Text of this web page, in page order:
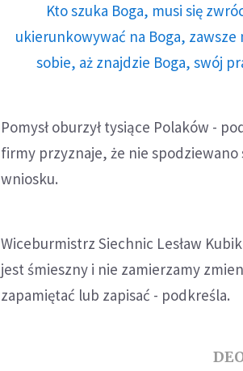
Kto szuka Boga, musi się
ukierunkowywać na Boga,
sobie, aż znajdzie Boga, swój
Pomysł oburzył tysiące Polaków -
firmy przyznaje, że nie
wniosku.
Wiceburmistrz Siechnic Lesław
jest śmieszny i nie zamierzamy
zapamiętać lub zapisać - podkreśla.